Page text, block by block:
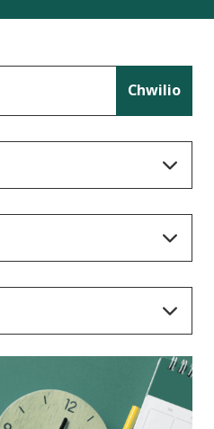
Chwilio